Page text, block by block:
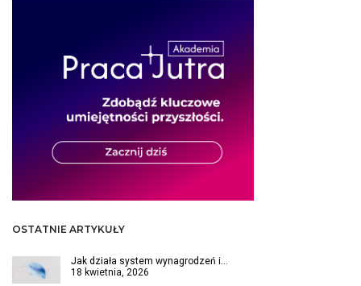
OSTATNIE ARTYKUŁY
Jak działa system wynagrodzeń i…
18 kwietnia, 2026